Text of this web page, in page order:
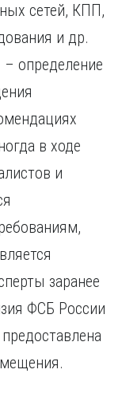
сетей, КПП,
и др.
– определение
в ходе
и
заранее
ФСБ России